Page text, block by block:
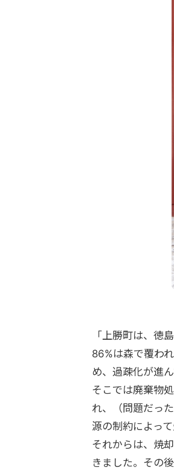
「 上勝町は、徳
86%は森で覆わ
め、過疎化が進
そこでは廃棄物
れ、（問題だっ
源の制約によっ
それからは、焼
きました。その